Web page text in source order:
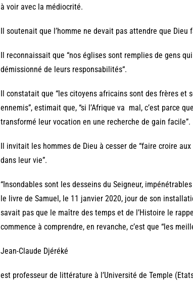
à voir avec la médiocrité.
Il soutenait que l’homme ne devait pas attendre que Dieu
Il reconnaissait que “nos églises sont remplies de gens
démissionné de leurs responsabilités“.
Il constatait que “les citoyens africains sont des frères
ennemis”, estimait que, “si l’Afrique va mal, c’est parce
transformé leur vocation en une recherche de gain facile”.
Il invitait les hommes de Dieu à cesser de “faire croire
dans leur vie”.
“Insondables sont les desseins du Seigneur,
le livre de Samuel, le 11 janvier 2020, jour de son
savait pas que le maître des temps et de l’Histoire le
commence à comprendre, en revanche, c’est que “les
Jean-Claude Djéréké
est professeur de littérature à l’Université de Temple